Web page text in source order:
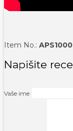
Item No.:
Napišite
Vaše ime